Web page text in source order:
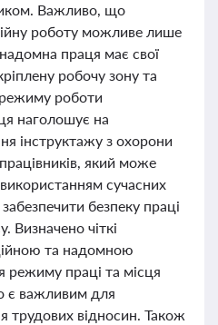
Важливо, що
роботу можливе лише
праця має свої
робочу зону та
роботи
наголошує на
інструктажу з охорони
який може
сучасних
безпеку праці
Визначено чіткі
та надомною
праці та місця
є важливим для
трудових відносин. Також